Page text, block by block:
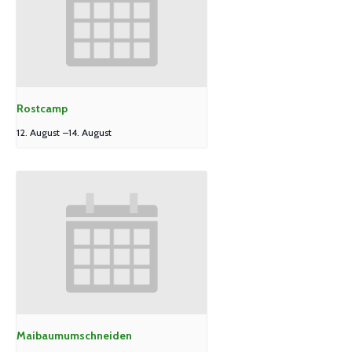
Rostcamp
12. August –14. August
Maibaumumschneiden